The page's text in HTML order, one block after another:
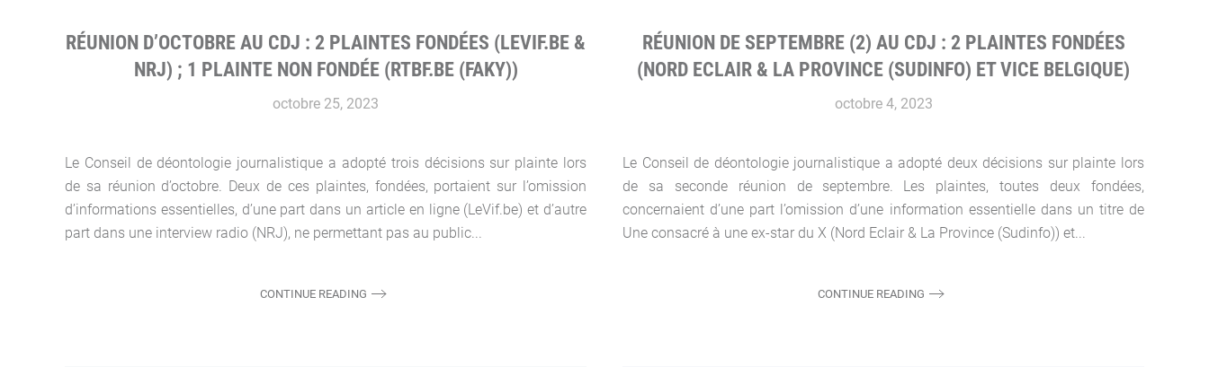
RÉUNION D’OCTOBRE AU CDJ : 2 PLAINTES FONDÉES (LEVIF.BE &
NRJ) ; 1 PLAINTE NON FONDÉE (RTBF.BE (FAKY))
octobre 25, 2023
Le Conseil de déontologie journalistique a adopté trois décisions sur plainte lors
de sa réunion d’octobre. Deux de ces plaintes, fondées, portaient sur l’omission
d’informations essentielles, d’une part dans un article en ligne (LeVif.be) et d’autre
part dans une interview radio (NRJ), ne permettant pas au public...
CONTINUE READING
RÉUNION DE SEPTEMBRE (2) AU CDJ : 2 PLAINTES FONDÉES
(NORD ECLAIR & LA PROVINCE (SUDINFO) ET VICE BELGIQUE)
octobre 4, 2023
Le Conseil de déontologie journalistique a adopté deux décisions sur plainte lors
de sa seconde réunion de septembre. Les plaintes, toutes deux fondées,
concernaient d’une part l’omission d’une information essentielle dans un titre de
Une consacré à une ex-star du X (Nord Eclair & La Province (Sudinfo)) et...
CONTINUE READING